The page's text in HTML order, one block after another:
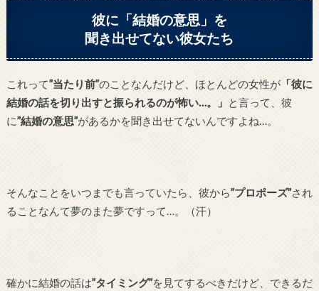
彼に「結婚の意思」を
聞き出せてない彼女たち
これって”当たり前”のことなんだけど、ほとんどの女性が「彼に
結婚の話を切り出すと振られるのが怖い…。」 と言って、彼
に”結婚の意思”があるかを聞き出せてないんですよね…。
そんなことをいつまでも言っていたら、彼から”プロポーズ”され
ることなんて夢のまた夢ですって…。（汗）
確かに結婚の話は”タイミング”を見てするべきだけど、できるだ